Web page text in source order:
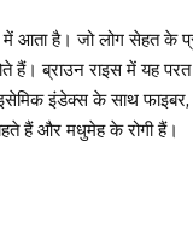
में आता है। जो लोग सेहत
ब्राउन राइस में यह परत
इंडेक्स के साथ फाइबर,
हैं और मधुमेह के रोगी हैं।